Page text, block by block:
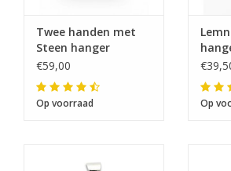
Twee handen met
Steen hanger
€59,00
Op voorraad Op
Ik ben afwezig t/m 10